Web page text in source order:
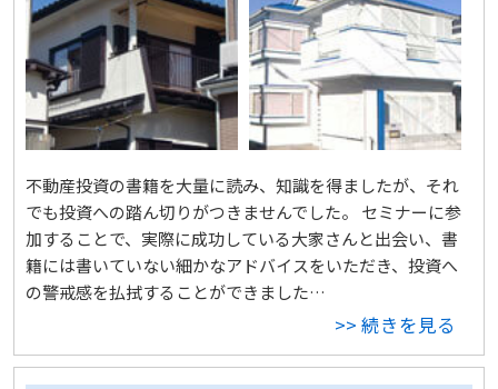
不動産投資の書籍を大量に読み、知識を得ましたが、それ
でも投資への踏ん切りがつきませんでした。 セミナーに参
加することで、実際に成功している大家さんと出会い、書
籍には書いていない細かなアドバイスをいただき、投資へ
の警戒感を払拭することができました…
>> 続きを見る